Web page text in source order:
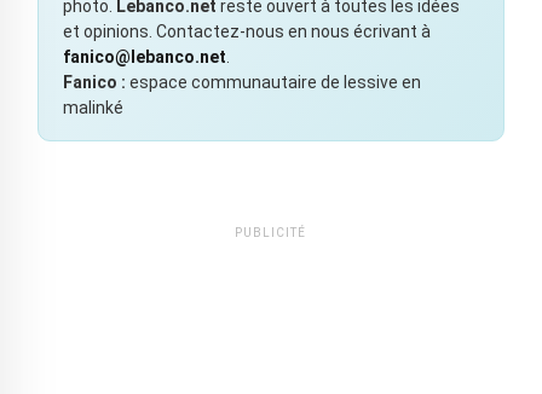
photo.
Lebanco.net reste ouvert à toutes les idées
et opinions. Contactez-nous en nous écrivant à
fanico@lebanco.net
Fanico : espace communautaire de lessive en
malinké
PUBLICITÉ